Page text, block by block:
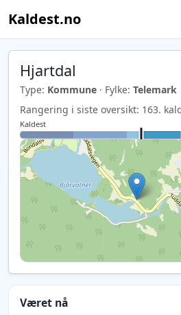
Kaldest.no
Hjartdal
Type: Kommune · Fylke: Telemark
Rangering i siste oversikt: 163.
Kaldest
Været nå